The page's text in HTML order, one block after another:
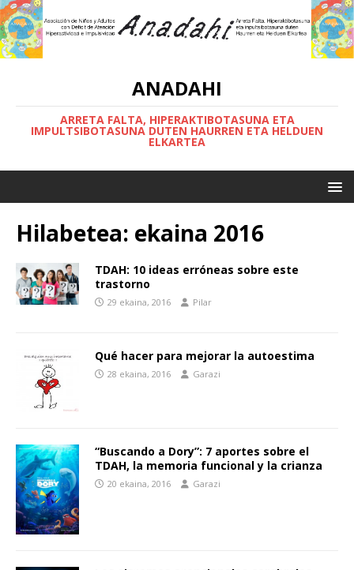
ANADAHI
ARRETA FALTA, HIPERAKTIBOTASUNA ETA
IMPULTSIBOTASUNA DUTEN HAURREN ETA HELDUEN
ELKARTEA
Hilabetea: ekaina 2016
TDAH: 10 ideas erróneas sobre este
trastorno
29 ekaina, 2016 Pilar
Qué hacer para mejorar la autoestima
28 ekaina, 2016 Garazi
“Buscando a Dory”: 7 aportes sobre el
TDAH, la memoria funcional y la crianza
20 ekaina, 2016 Garazi